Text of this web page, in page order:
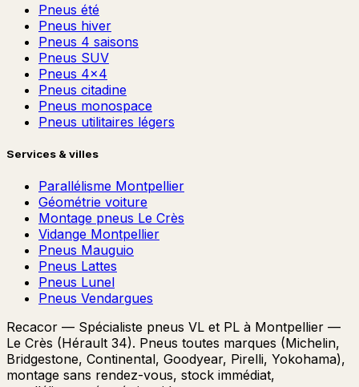
Pneus été
Pneus hiver
Pneus 4 saisons
Pneus SUV
Pneus 4x4
Pneus citadine
Pneus monospace
Pneus utilitaires légers
Services & villes
Parallélisme Montpellier
Géométrie voiture
Montage pneus Le Crès
Vidange Montpellier
Pneus Mauguio
Pneus Lattes
Pneus Lunel
Pneus Vendargues
Recacor — Spécialiste pneus VL et PL à Montpellier —
Le Crès (Hérault 34). Pneus toutes marques (Michelin,
Bridgestone, Continental, Goodyear, Pirelli, Yokohama),
montage sans rendez-vous, stock immédiat,